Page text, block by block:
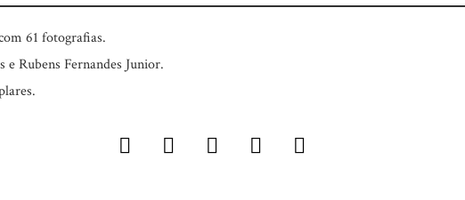
61 fotografias.
e Rubens Fernandes Junior.